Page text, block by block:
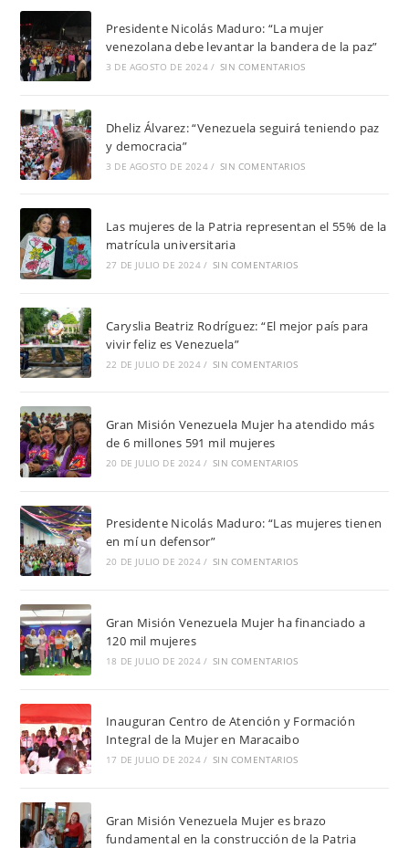
Presidente Nicolás Maduro: “La mujer
venezolana debe levantar la bandera de la paz”
3 DE AGOSTO DE 2024 / SIN COMENTARIOS
Dheliz Álvarez: “Venezuela seguirá teniendo paz
y democracia”
3 DE AGOSTO DE 2024 / SIN COMENTARIOS
Las mujeres de la Patria representan el 55% de la
matrícula universitaria
27 DE JULIO DE 2024 / SIN COMENTARIOS
Caryslia Beatriz Rodríguez: “El mejor país para
vivir feliz es Venezuela”
22 DE JULIO DE 2024 / SIN COMENTARIOS
Gran Misión Venezuela Mujer ha atendido más
de 6 millones 591 mil mujeres
20 DE JULIO DE 2024 / SIN COMENTARIOS
Presidente Nicolás Maduro: “Las mujeres tienen
en mí un defensor”
20 DE JULIO DE 2024 / SIN COMENTARIOS
Gran Misión Venezuela Mujer ha financiado a
120 mil mujeres
18 DE JULIO DE 2024 / SIN COMENTARIOS
Inauguran Centro de Atención y Formación
Integral de la Mujer en Maracaibo
17 DE JULIO DE 2024 / SIN COMENTARIOS
Gran Misión Venezuela Mujer es brazo
fundamental en la construcción de la Patria